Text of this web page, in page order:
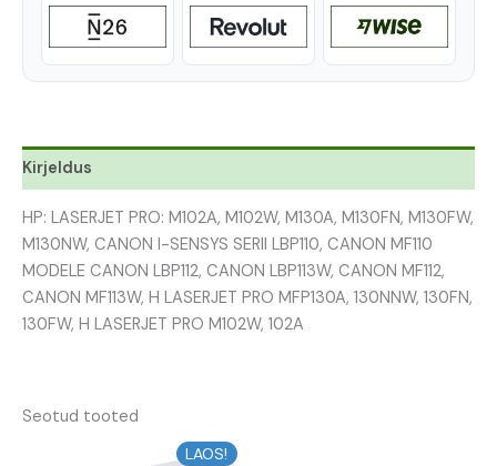
Kirjeldus
HP: LASERJET PRO: M102A, M102W, M130A, M130FN, M130FW,
M130NW, CANON I-SENSYS SERII LBP110, CANON MF110
MODELE CANON LBP112, CANON LBP113W, CANON MF112,
CANON MF113W, H LASERJET PRO MFP130A, 130NNW, 130FN,
130FW, H LASERJET PRO M102W, 102A
Seotud tooted
LAOS!